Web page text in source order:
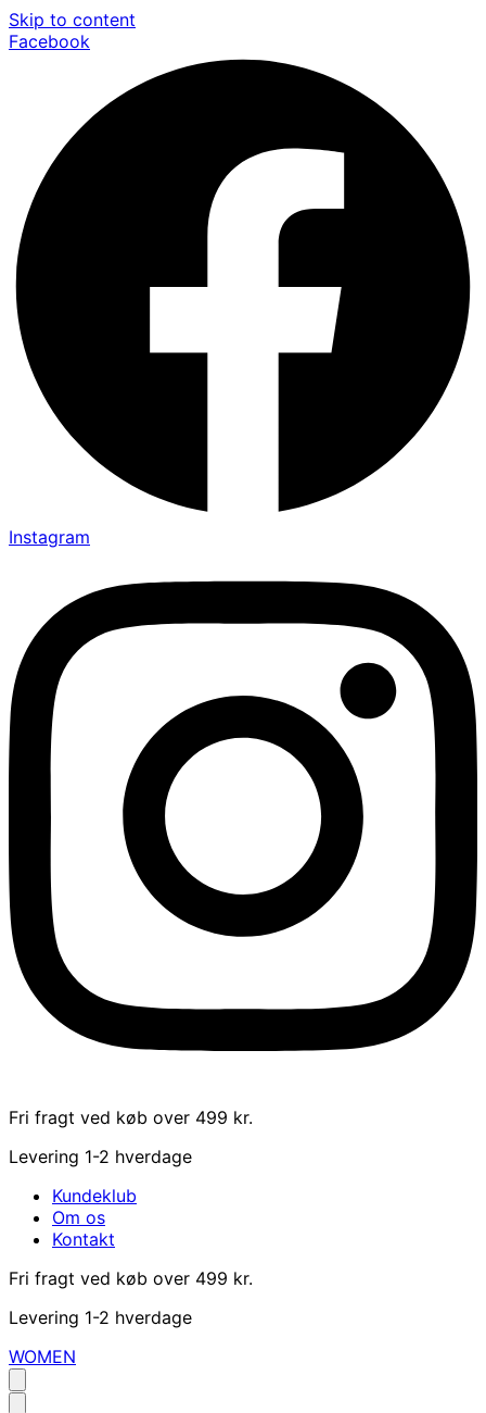
Skip to content
Facebook
Instagram
Fri fragt ved køb over 499 kr.
Levering 1-2 hverdage
Kundeklub
Om os
Kontakt
Fri fragt ved køb over 499 kr.
Levering 1-2 hverdage
WOMEN